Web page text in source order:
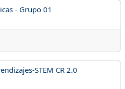
- Grupo 01
STEM CR 2.0